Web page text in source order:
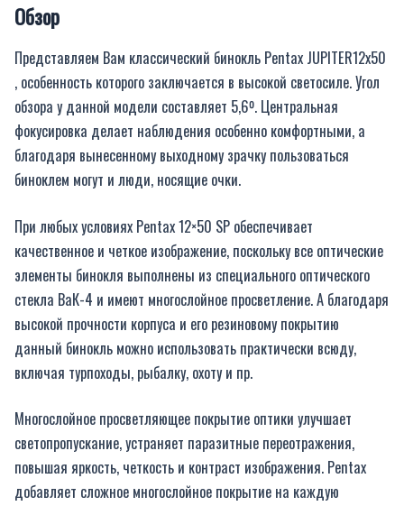
Обзор
Представляем Вам классический бинокль Pentax JUPITER12x50
, особенность которого заключается в высокой светосиле. Угол
обзора у данной модели составляет 5,6º. Центральная
фокусировка делает наблюдения особенно комфортными, а
благодаря вынесенному выходному зрачку пользоваться
биноклем могут и люди, носящие очки.
При любых условиях Pentax 12×50 SP обеспечивает
качественное и четкое изображение, поскольку все оптические
элементы бинокля выполнены из специального оптического
стекла ВaК-4 и имеют многослойное просветление. А благодаря
высокой прочности корпуса и его резиновому покрытию
данный бинокль можно использовать практически всюду,
включая турпоходы, рыбалку, охоту и пр.
Многослойное просветляющее покрытие оптики улучшает
светопропускание, устраняет паразитные переотражения,
повышая яркость, четкость и контраст изображения. Pentax
добавляет сложное многослойное покрытие на каждую